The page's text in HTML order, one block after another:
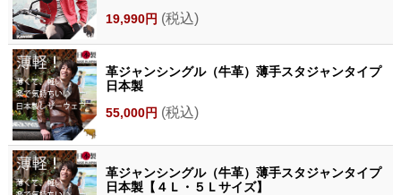
19,990円 (税込)
革ジャンシングル（牛革）薄手スタジャンタイプ
日本製
55,000円 (税込)
革ジャンシングル（牛革）薄手スタジャンタイプ
日本製【４Ｌ・５Ｌサイズ】